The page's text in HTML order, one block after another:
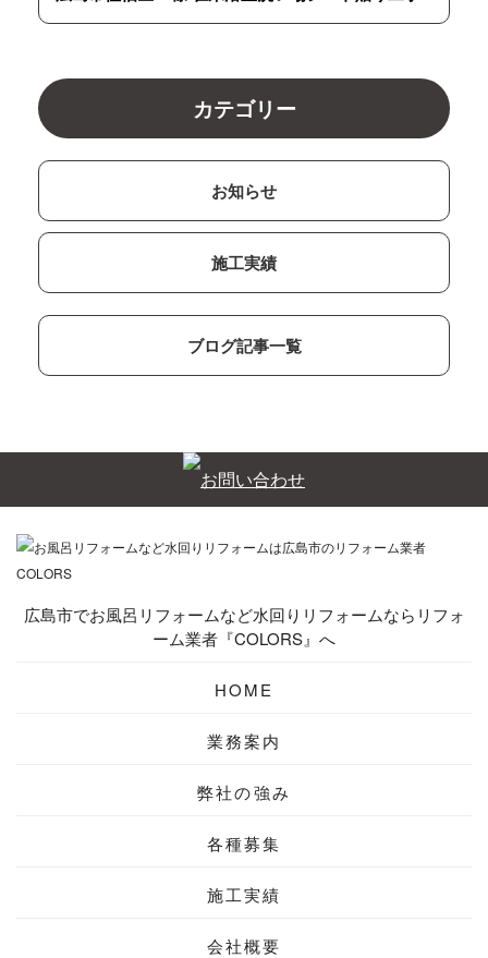
カテゴリー
お知らせ
施工実績
ブログ記事一覧
広島市でお風呂リフォームなど水回りリフォームならリフォ
ーム業者『COLORS』へ
HOME
業務案内
弊社の強み
各種募集
施工実績
会社概要